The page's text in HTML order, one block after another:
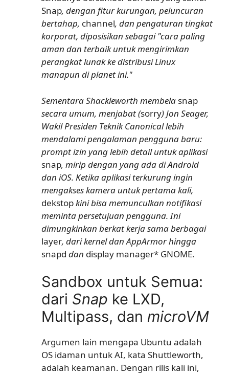
Snap, dengan fitur kurungan, peluncuran
bertahap, channel, dan pengaturan tingkat
korporat, diposisikan sebagai "cara paling
aman dan terbaik untuk mengirimkan
perangkat lunak ke distribusi Linux
manapun di planet ini."
Sementara Shackleworth membela snap
secara umum, menjabat (sorry) Jon Seager,
Wakil Presiden Teknik Canonical lebih
mendalami pengalaman pengguna baru:
prompt izin yang lebih detail untuk aplikasi
snap, mirip dengan yang ada di Android
dan iOS. Ketika aplikasi terkurung ingin
mengakses kamera untuk pertama kali,
dekstopkini bisa memunculkan notifikasi
meminta persetujuan pengguna. Ini
dimungkinkan berkat kerja sama berbagai
layer, dari kernel dan AppArmor hingga
snapd dan display manager* GNOME.
Sandbox untuk Semua:
dari Snap ke LXD,
Multipass, dan microVM
Argumen lain mengapa Ubuntu adalah
OS idaman untuk AI, kata Shuttleworth,
adalah keamanan. Dengan rilis kali ini,